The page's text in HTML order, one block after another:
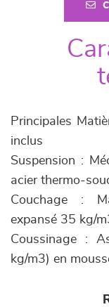
Principales
inclus
Suspension :
acier thermo-
Couchage :
expansé 35 kg/
Coussinage :
kg/m3) en